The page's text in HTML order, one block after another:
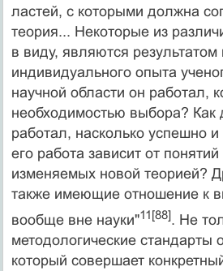
ластей, с которыми должна
теория... Некоторые из
в виду, являются результатом
индивидуаль­ного опыта
научной области он работал,
необходимостью выбора? Как
работал, насколько ус­пешно и
его работа зависит от
изменяе­мых новой теорией?
также имеющие отношение к
вообще вне науки"11[88]. Не
методологические
который совершает